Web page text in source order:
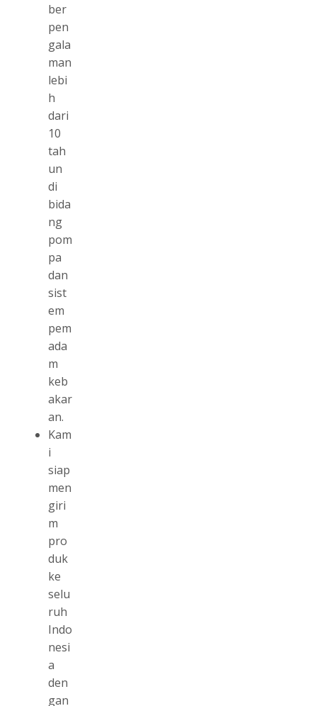
ber
pen
gala
man
lebi
h
dari
10
tah
un
di
bida
ng
pom
pa
dan
sist
em
pem
ada
m
keb
akar
an.
Kam
i
siap
men
giri
m
pro
duk
ke
selu
ruh
Indo
nesi
a
den
gan